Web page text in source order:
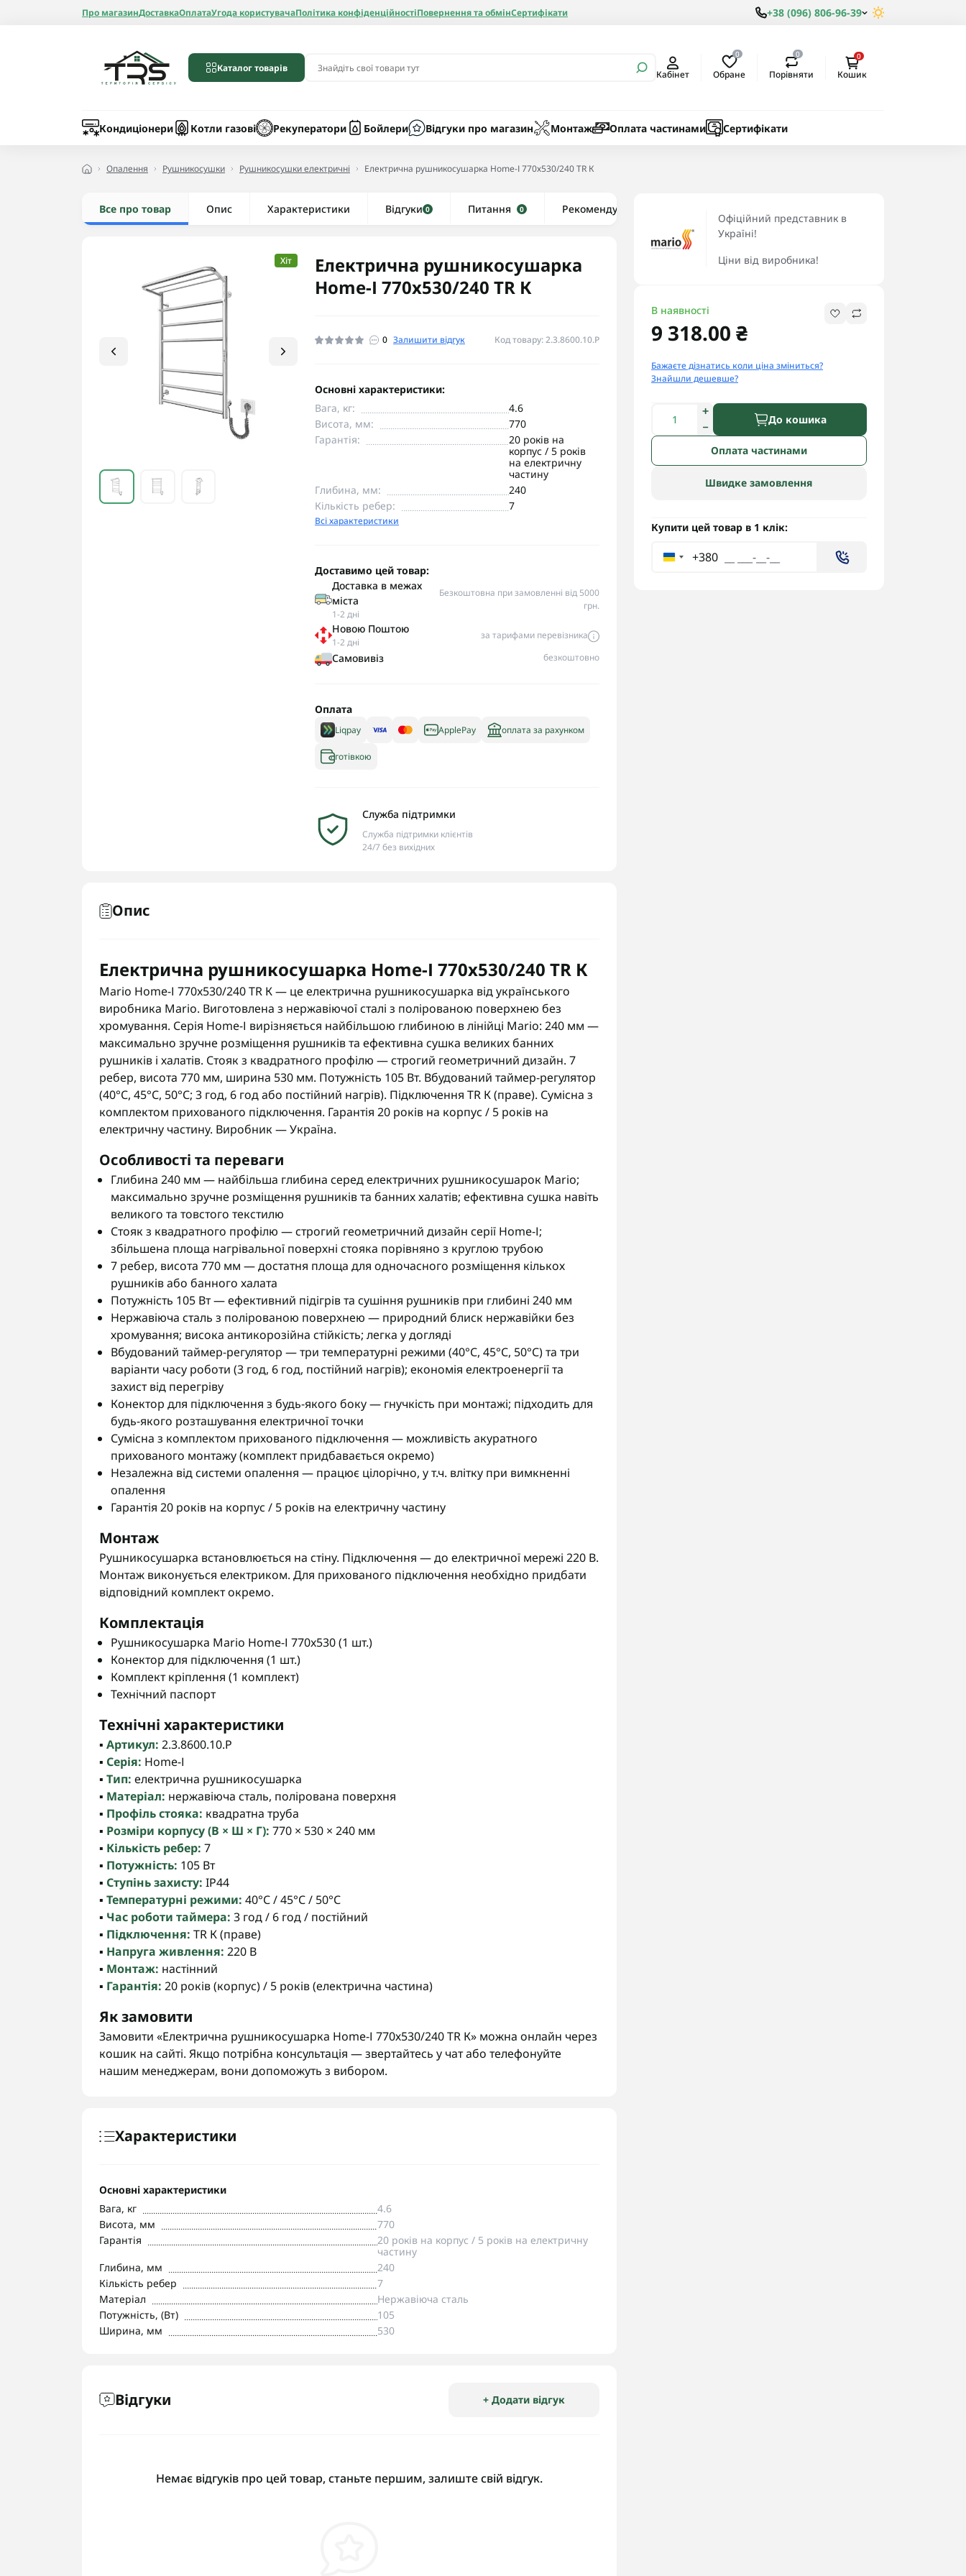
Про магазинДоставкаОплатаУгода користувачаПолітика конфіденційностіПовернення та обмінСертифікати +38 (096) 806-96-39
Каталог товарів
Кабінет
0
Обране
0
Порівняти
0
Кошик
Кондиціонери Котли газові Рекуператори Бойлери Відгуки про магазин Монтаж Оплата частинами Сертифікати
Радіатори алюмінієві
Рушникосушки водяні
Колби
Опалення Рушникосушки Рушникосушки електричні Електрична рушникосушарка Home-І 770х530/240 TR К
Все про товар Опис Характеристики Відгуки 0 Питання 0 Рекомендуємо
Хіт
Електрична рушникосушарка
Home-І 770х530/240 TR К
0 Залишити відгук Код товару: 2.3.8600.10.P
Офіційний представник в
Україні!
Ціни від виробника!
В наявності
9 318.00 ₴
Бажаєте дізнатись коли ціна зміниться?
Знайшли дешевше?
До кошика
Оплата частинами
Швидке замовлення
Купити цей товар в 1 клік:
+380
Основні характеристики:
Вага, кг:
4.6
Висота, мм:
770
Гарантія:
20 років на
корпус / 5 років
на електричну
частину
Глибина, мм:
240
Кількість ребер:
7
Всі характеристики
Доставимо цей товар:
Доставка в межах
міста
1-2 дні
Безкоштовна при замовленні від 5000
грн.
Новою Поштою
1-2 дні
за тарифами перевізника
Самовивіз безкоштовно
Оплата
Liqpay ApplePay оплата за рахунком
готівкою
Служба підтримки
Служба підтримки клієнтів
24/7 без вихідних
Опис
Електрична рушникосушарка Home-І 770х530/240 TR К
Mario Home-І 770x530/240 TR К — це електрична рушникосушарка від українського
виробника Mario. Виготовлена з нержавіючої сталі з полірованою поверхнею без
хромування. Серія Home-І вирізняється найбільшою глибиною в лінійці Mario: 240 мм —
максимально зручне розміщення рушників та ефективна сушка великих банних
рушників і халатів. Стояк з квадратного профілю — строгий геометричний дизайн. 7
ребер, висота 770 мм, ширина 530 мм. Потужність 105 Вт. Вбудований таймер-регулятор
(40°С, 45°С, 50°С; 3 год, 6 год або постійний нагрів). Підключення TR К (праве). Сумісна з
комплектом прихованого підключення. Гарантія 20 років на корпус / 5 років на
електричну частину. Виробник — Україна.
Особливості та переваги
Глибина 240 мм — найбільша глибина серед електричних рушникосушарок Mario;
максимально зручне розміщення рушників та банних халатів; ефективна сушка навіть
великого та товстого текстилю
Стояк з квадратного профілю — строгий геометричний дизайн серії Home-І;
збільшена площа нагрівальної поверхні стояка порівняно з круглою трубою
7 ребер, висота 770 мм — достатня площа для одночасного розміщення кількох
рушників або банного халата
Потужність 105 Вт — ефективний підігрів та сушіння рушників при глибині 240 мм
Нержавіюча сталь з полірованою поверхнею — природний блиск нержавійки без
хромування; висока антикорозійна стійкість; легка у догляді
Вбудований таймер-регулятор — три температурні режими (40°С, 45°С, 50°С) та три
варіанти часу роботи (3 год, 6 год, постійний нагрів); економія електроенергії та
захист від перегріву
Конектор для підключення з будь-якого боку — гнучкість при монтажі; підходить для
будь-якого розташування електричної точки
Сумісна з комплектом прихованого підключення — можливість акуратного
прихованого монтажу (комплект придбавається окремо)
Незалежна від системи опалення — працює цілорічно, у т.ч. влітку при вимкненні
опалення
Гарантія 20 років на корпус / 5 років на електричну частину
Монтаж
Рушникосушарка встановлюється на стіну. Підключення — до електричної мережі 220 В.
Монтаж виконується електриком. Для прихованого підключення необхідно придбати
відповідний комплект окремо.
Комплектація
Рушникосушарка Mario Home-І 770x530 (1 шт.)
Конектор для підключення (1 шт.)
Комплект кріплення (1 комплект)
Технічний паспорт
Технічні характеристики
▪️ Артикул: 2.3.8600.10.P
▪️ Серія: Home-І
▪️ Тип: електрична рушникосушарка
▪️ Матеріал: нержавіюча сталь, полірована поверхня
▪️ Профіль стояка: квадратна труба
▪️ Розміри корпусу (В × Ш × Г): 770 × 530 × 240 мм
▪️ Кількість ребер: 7
▪️ Потужність: 105 Вт
▪️ Ступінь захисту: IP44
▪️ Температурні режими: 40°С / 45°С / 50°С
▪️ Час роботи таймера: 3 год / 6 год / постійний
▪️ Підключення: TR К (праве)
▪️ Напруга живлення: 220 В
▪️ Монтаж: настінний
▪️ Гарантія: 20 років (корпус) / 5 років (електрична частина)
Як замовити
Замовити «Електрична рушникосушарка Home-І 770х530/240 TR К» можна онлайн через
кошик на сайті. Якщо потрібна консультація — звертайтесь у чат або телефонуйте
нашим менеджерам, вони допоможуть з вибором.
Характеристики
Основні характеристики
Вага, кг
4.6
Висота, мм
770
Гарантія
20 років на корпус / 5 років на електричну
частину
Глибина, мм
240
Кількість ребер
7
Матеріал
Нержавіюча сталь
Потужність, (Вт)
105
Ширина, мм
530
Відгуки + Додати відгук
Немає відгуків про цей товар, станьте першим, залиште свій відгук.